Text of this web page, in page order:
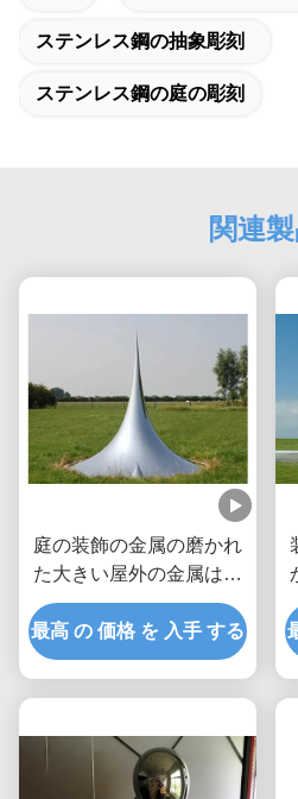
ステンレス鋼の抽象彫刻
ステンレス鋼の庭の彫刻
関連
庭の装飾の金属の磨かれ
た大きい屋外の金属は低
下の彫刻を彫ります
最高 の 価格 を 入手 する